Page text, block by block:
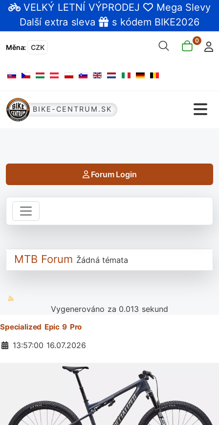
VELKÝ LETNÍ VÝPRODEJ
Mega Slevy
Další extra sleva
s kódem BIKE2026
Měna: CZK
0
Zvolte jazyk
BIKE-CENTRUM.SK
Forum Login
MTB Forum Žádná témata
Vygenerováno za 0.013 sekund
Specialized Epic 9 Pro
Základní údaje
13:57:00 16.07.2026